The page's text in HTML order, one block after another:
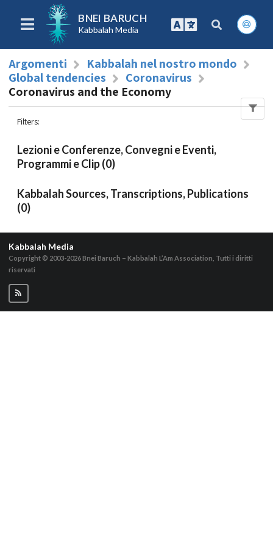
BNEI BARUCH
Kabbalah Media
Argomenti
Kabbalah nel nostro mondo
Global tendencies
Coronavirus
Coronavirus and the Economy
Filters:
Lezioni e Conferenze, Convegni e Eventi,
Programmi e Clip (0)
Kabbalah Sources, Transcriptions, Publications
(0)
Kabbalah Media
Copyright © 2003-2026Bnei Baruch – Kabbalah L’Am Association, Tutti i diritti
riservati